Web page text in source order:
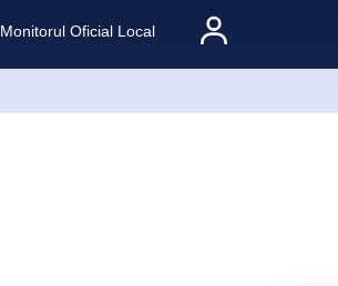
Monitorul Oficial Local